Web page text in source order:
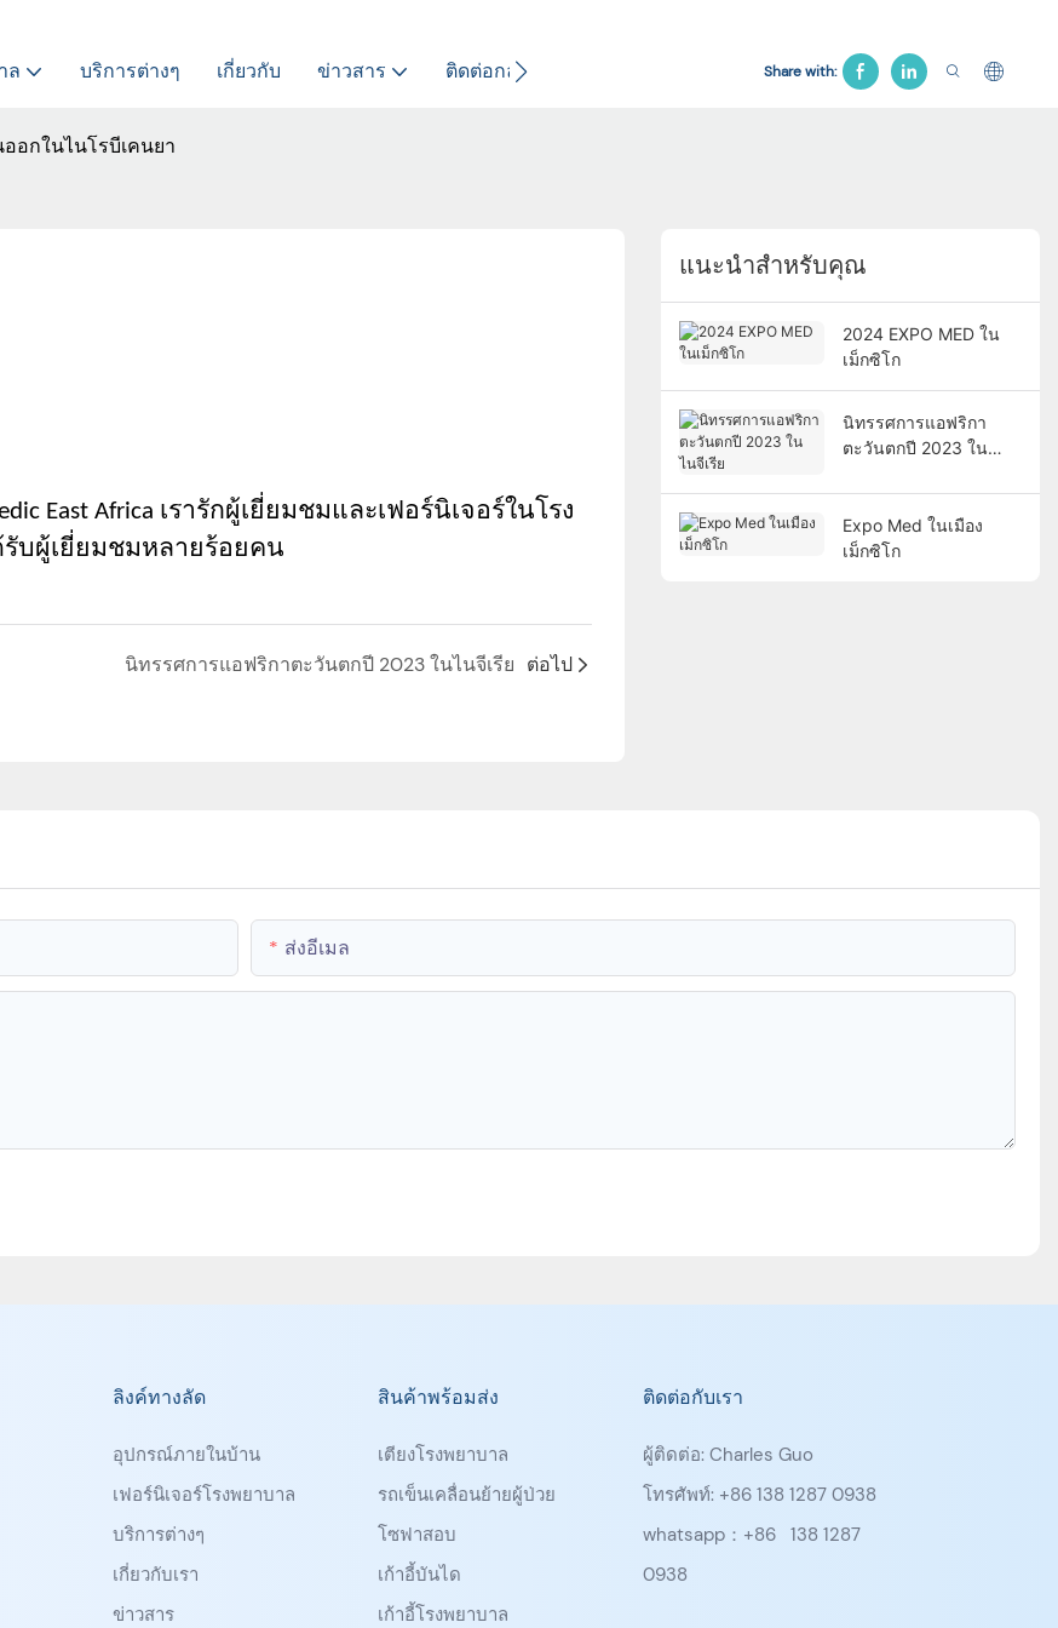
ล บริการต่างๆ เกี่ยวกับ ข่าวสาร ติดต่อกลับ เก้าอี้โรงพยาบาล เตียงดึง สินค้างา
Share with:
อกในไนโรบีเคนยา
East Africa เรารักผู้เยี่ยมชมและเฟอร์นิเจอร์ในโรง
รับผู้เยี่ยมชมหลายร้อยคน
นิทรรศการแอฟริกาตะวันตกปี 2023 ในไนจีเรีย ต่อไป
แนะนำสำหรับคุณ
2024 EXPO MED ใน
เม็กซิโก
นิทรรศการแอฟริกา
ตะวันตกปี 2023 ใน
Expo Med ในเมือง
เม็กซิโก
ส่งอีเมล
ลิงค์ทางลัด
อุปกรณ์ภายในบ้าน
เฟอร์นิเจอร์โรงพยาบาล
บริการต่างๆ
เกี่ยวกับเรา
ข่าวสาร
สินค้าพร้อมส่ง
เตียงโรงพยาบาล
รถเข็นเคลื่อนย้ายผู้ป่วย
โซฟาสอบ
เก้าอี้บันได
เก้าอี้โรงพยาบาล
ติดต่อกับเรา
ผู้ติดต่อ: Charles Guo
โทรศัพท์: +86 138 1287 0938
whatsapp：+86 138 1287
0938